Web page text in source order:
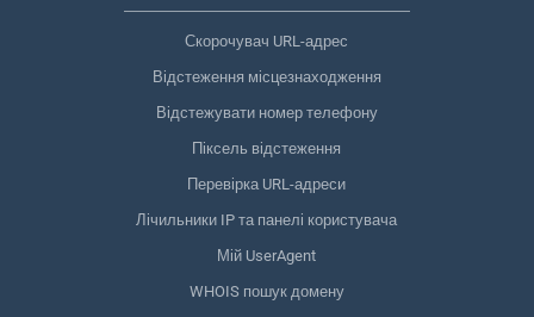
Скорочувач URL-адрес
Відстеження місцезнаходження
Відстежувати номер телефону
Піксель відстеження
Перевірка URL-адреси
Лічильники IP та панелі користувача
Мій UserAgent
WHOIS пошук домену